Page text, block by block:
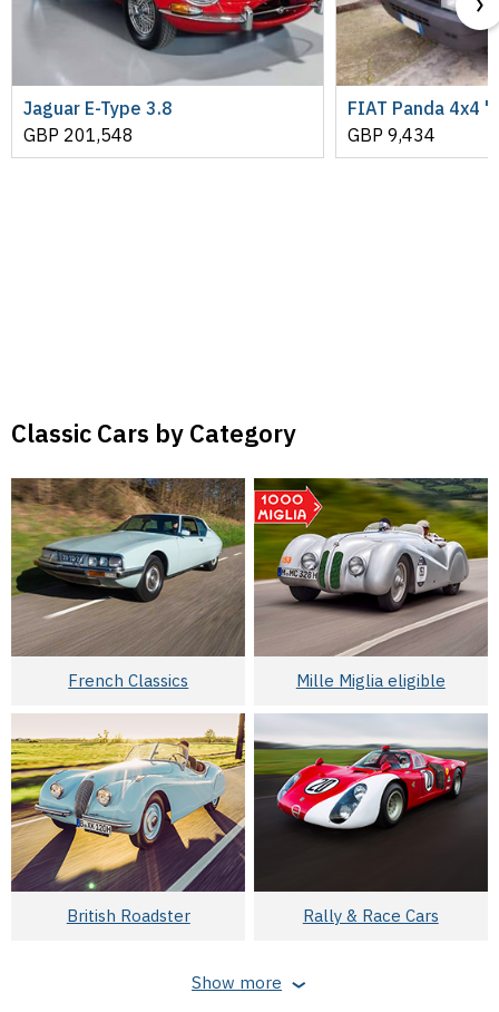
Jaguar E-Type 3.8
GBP 201,548
FIAT Panda 4x4
GBP 9,434
Classic Cars by Category
French Classics Mille Miglia eligible
British Roadster Rally & Race Cars
Show more